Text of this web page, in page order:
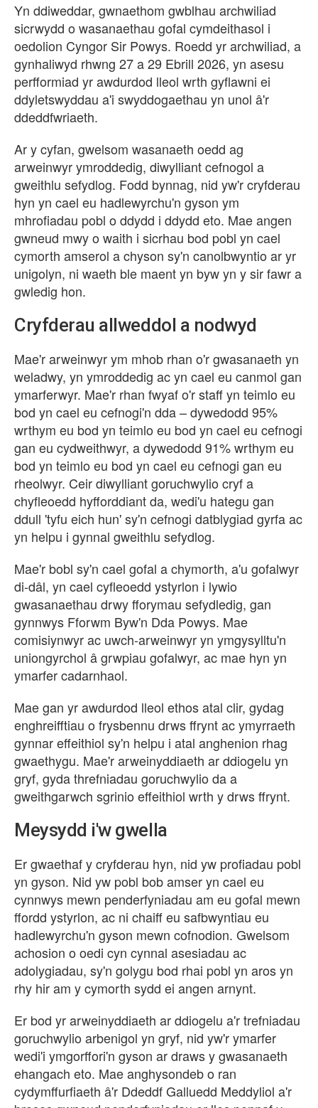
Yn ddiweddar, gwnaethom gwblhau archwiliad
sicrwydd o wasanaethau gofal cymdeithasol i
oedolion Cyngor Sir Powys. Roedd yr archwiliad, a
gynhaliwyd rhwng 27 a 29 Ebrill 2026, yn asesu
perfformiad yr awdurdod lleol wrth gyflawni ei
ddyletswyddau a'i swyddogaethau yn unol â'r
ddeddfwriaeth.
Ar y cyfan, gwelsom wasanaeth oedd ag
arweinwyr ymroddedig, diwylliant cefnogol a
gweithlu sefydlog. Fodd bynnag, nid yw'r cryfderau
hyn yn cael eu hadlewyrchu'n gyson ym
mhrofiadau pobl o ddydd i ddydd eto. Mae angen
gwneud mwy o waith i sicrhau bod pobl yn cael
cymorth amserol a chyson sy'n canolbwyntio ar yr
unigolyn, ni waeth ble maent yn byw yn y sir fawr a
gwledig hon.
Cryfderau allweddol a nodwyd
Mae'r arweinwyr ym mhob rhan o'r gwasanaeth yn
weladwy, yn ymroddedig ac yn cael eu canmol gan
ymarferwyr. Mae'r rhan fwyaf o'r staff yn teimlo eu
bod yn cael eu cefnogi'n dda – dywedodd 95%
wrthym eu bod yn teimlo eu bod yn cael eu cefnogi
gan eu cydweithwyr, a dywedodd 91% wrthym eu
bod yn teimlo eu bod yn cael eu cefnogi gan eu
rheolwyr. Ceir diwylliant goruchwylio cryf a
chyfleoedd hyfforddiant da, wedi'u hategu gan
ddull 'tyfu eich hun' sy'n cefnogi datblygiad gyrfa ac
yn helpu i gynnal gweithlu sefydlog.
Mae'r bobl sy'n cael gofal a chymorth, a'u gofalwyr
di-dâl, yn cael cyfleoedd ystyrlon i lywio
gwasanaethau drwy fforymau sefydledig, gan
gynnwys Fforwm Byw'n Dda Powys. Mae
comisiynwyr ac uwch-arweinwyr yn ymgysylltu'n
uniongyrchol â grwpiau gofalwyr, ac mae hyn yn
ymarfer cadarnhaol.
Mae gan yr awdurdod lleol ethos atal clir, gydag
enghreifftiau o frysbennu drws ffrynt ac ymyrraeth
gynnar effeithiol sy'n helpu i atal anghenion rhag
gwaethygu. Mae'r arweinyddiaeth ar ddiogelu yn
gryf, gyda threfniadau goruchwylio da a
gweithgarwch sgrinio effeithiol wrth y drws ffrynt.
Meysydd i'w gwella
Er gwaethaf y cryfderau hyn, nid yw profiadau pobl
yn gyson. Nid yw pobl bob amser yn cael eu
cynnwys mewn penderfyniadau am eu gofal mewn
ffordd ystyrlon, ac ni chaiff eu safbwyntiau eu
hadlewyrchu'n gyson mewn cofnodion. Gwelsom
achosion o oedi cyn cynnal asesiadau ac
adolygiadau, sy'n golygu bod rhai pobl yn aros yn
rhy hir am y cymorth sydd ei angen arnynt.
Er bod yr arweinyddiaeth ar ddiogelu a'r trefniadau
goruchwylio arbenigol yn gryf, nid yw'r ymarfer
wedi'i ymgorffori'n gyson ar draws y gwasanaeth
ehangach eto. Mae anghysondeb o ran
cydymffurfiaeth â'r Ddeddf Galluedd Meddyliol a'r